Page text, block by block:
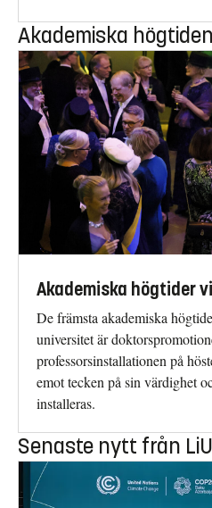
Akademiska högtiden
Akademiska högtider
De främsta akademiska
universitet är
professorsinstallationen på
emot tecken på sin värdighet
installeras.
Senaste nytt från LiU